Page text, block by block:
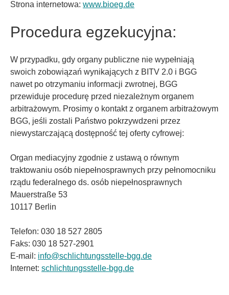
Strona internetowa: www.bioeg.de
Procedura egzekucyjna:
W przypadku, gdy organy publiczne nie wypełniają
swoich zobowiązań wynikających z BITV 2.0 i BGG
nawet po otrzymaniu informacji zwrotnej, BGG
przewiduje procedurę przed niezależnym organem
arbitrażowym. Prosimy o kontakt z organem arbitrażowym
BGG, jeśli zostali Państwo pokrzywdzeni przez
niewystarczającą dostępność tej oferty cyfrowej:
Organ mediacyjny zgodnie z ustawą o równym
traktowaniu osób niepełnosprawnych przy pełnomocniku
rządu federalnego ds. osób niepełnosprawnych
Mauerstraße 53
10117 Berlin
Telefon: 030 18 527 2805
Faks: 030 18 527-2901
E-mail: info@schlichtungsstelle-bgg.de
Internet: schlichtungsstelle-bgg.de